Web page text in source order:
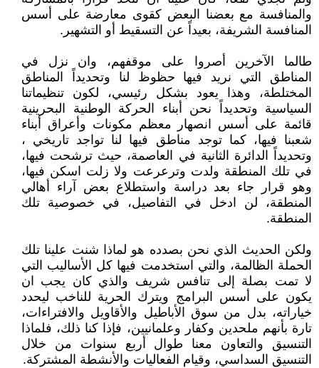
والمنافسة مع بعضنا البعض كقوى معارضة على أسس
المنافسة الشريفة، بعيداً عن التسقيط أو التشهير.
طالما الآخرين أصروا على موقفهم، وان نزل في
المناطق التي نريد فيها حظوظ لنا وتحديداً المناطق
المختلطة، وهذا يعود بشكل رئيسي، لكون تنظيماتنا
السياسية وتحديداً نحن أبناء الحركة الوطنية البحرينية
قائمة على أسس انصهار معظم مكونات وأعراق أبناء
شعبنا فيها، كما توجد مناطق فيها لنا تواجد تاريخي ،
وتحديداً الدائرة الثانية في العاصمة، حيث ترشحت فيها،
في تلك المنطقة ولدت وترعرعت ولا زلت اسكن فيها،
وهو قرار جاء بعد دراسة واستطلاع بعض آراء أهالي
المنطقة، لن ادخل في التفاصيل، في خصوصية تلك
المنطقة.
ولكن الحديث الذي نحن بصدده هو لماذا شنت علينا تلك
الحملة الظالمة، والتي استخدمت فيها كل الأساليب التي
لا تمت بصلة إلى تنافس شريف والذي كان يجب ان
يكون على أسس البرامج ويترك الحرية للناخب ليحدد
خياراته، بدل من سوق الأباطيل والأقاويل والافتراءات،
تارة بأنهم ملحدين وكفار وعلمانيين، فإذا كنا ذلك، فلماذا
التنسيق والتعاون معنا طوال أربع سنوات من خلال
التنسيق السداسي، وقيام الفعاليات والأنشطة المشتركة.